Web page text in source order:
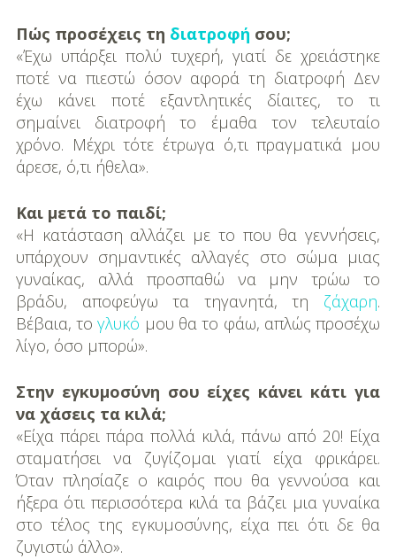
Πώς προσέχεις τη διατροφή σου;
«Έχω υπάρξει πολύ τυχερή, γιατί δε χρει­άστηκε
ποτέ να πιεστώ όσον αφορά τη δι­ατροφή Δεν
έχω κάνει ποτέ εξαντλητικές δίαιτες, το τι
σημαίνει διατροφή το έμαθα τον τελευταίο
χρόνο. Μέχρι τότε έτρωγα ό,τι πραγματικά μου
άρεσε, ό,τι ήθελα».
Και μετά το παιδί;
«Η κατάσταση αλλάζει με το που θα γεννή­σεις,
υπάρχουν σημαντικές αλλαγές στο σώμα μιας
γυναίκας, αλλά προσπαθώ να μην τρώω το
βράδυ, αποφεύγω τα τηγανη­τά, τη ζάχαρη.
Βέβαια, τογλυκό μου θα το φάω, απλώς προσέχω
λίγο, όσο μπορώ».
Στην εγκυμοσύνη σου είχες κάνει κάτι για
να χάσεις τα κιλά;
«Είχα πάρει πάρα πολλά κιλά, πάνω από 20! Είχα
σταματήσει να ζυγίζομαι γιατί είχα φρικάρει.
Όταν πλησίαζε ο καιρός που θα γεννούσα και
ήξερα ότι περισσότερα κιλά τα βάζει μια γυναίκα
στο τέλος της εγκυμο­σύνης, είχα πει ότι δε θα
ζυγιστώ άλλο».